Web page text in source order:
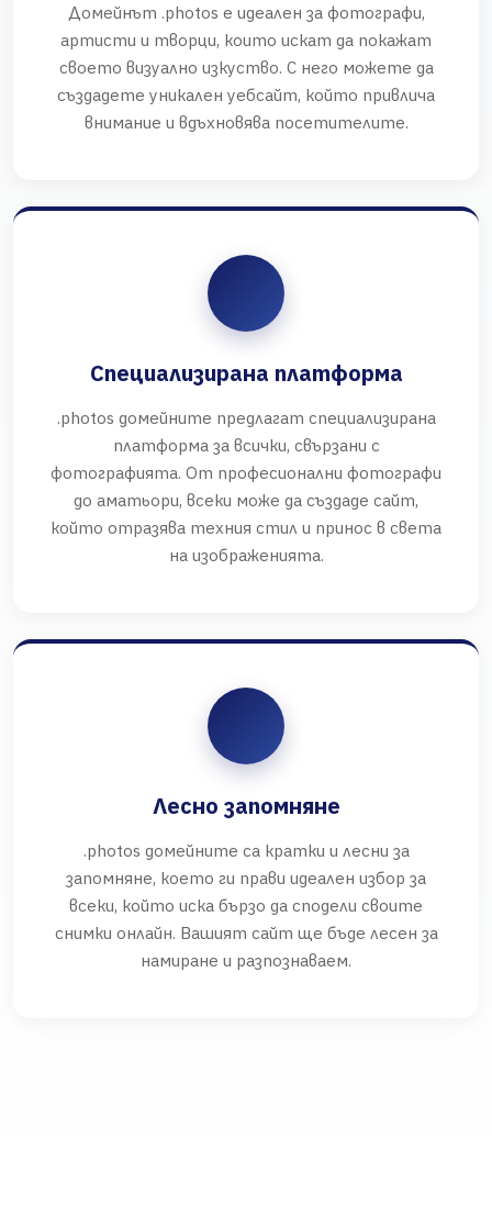
Домейнът .photos е идеален за фотографи,
артисти и творци, които искат да покажат
своето визуално изкуство. С него можете да
създадете уникален уебсайт, който привлича
внимание и вдъхновява посетителите.
Специализирана платформа
.photos домейните предлагат специализирана
платформа за всички, свързани с
фотографията. От професионални фотографи
до аматьори, всеки може да създаде сайт,
който отразява техния стил и принос в света
на изображенията.
Лесно запомняне
.photos домейните са кратки и лесни за
запомняне, което ги прави идеален избор за
всеки, който иска бързо да сподели своите
снимки онлайн. Вашият сайт ще бъде лесен за
намиране и разпознаваем.